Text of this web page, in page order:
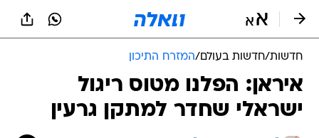
חדשות/חדשות בעולם/המזרח התיכון
איראן: הפלנו מטוס ריגול
ישראלי שחדר למתקן גרעין